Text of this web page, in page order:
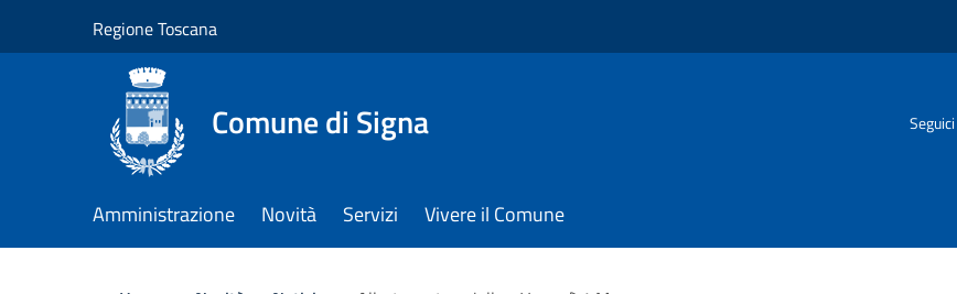
Regione Toscana
Comune di Signa
Amministrazione Novità Servizi Vivere il Comune